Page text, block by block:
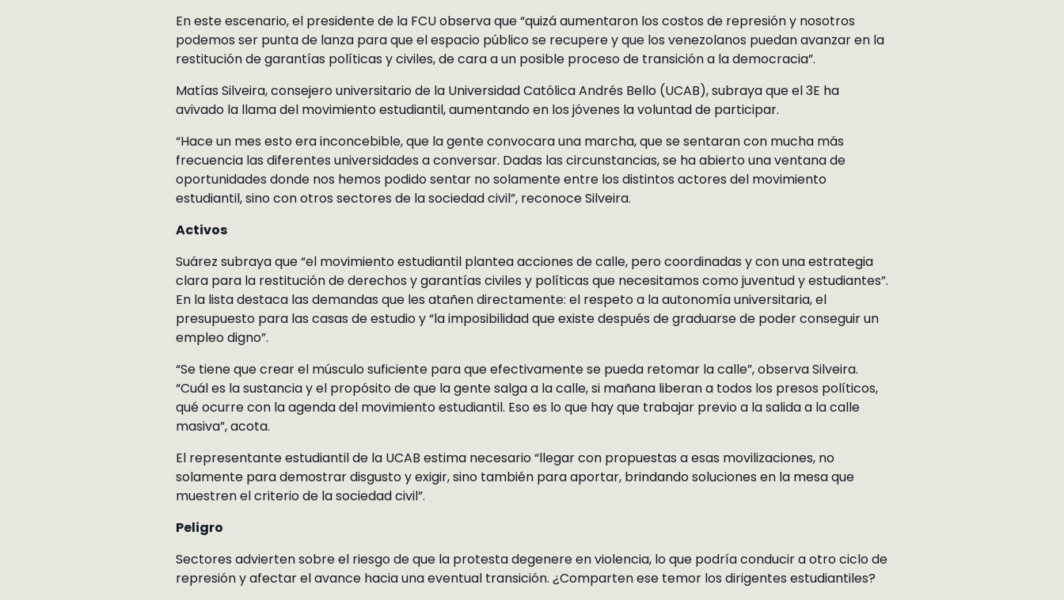
En este escenario, el presidente de la FCU observa que “quizá aumentaron los costos de represión y nosotros
podemos ser punta de lanza para que el espacio público se recupere y que los venezolanos puedan avanzar en la
restitución de garantías políticas y civiles, de cara a un posible proceso de transición a la democracia”.
Matías Silveira, consejero universitario de la Universidad Católica Andrés Bello (UCAB), subraya que el 3E ha
avivado la llama del movimiento estudiantil, aumentando en los jóvenes la voluntad de participar.
“Hace un mes esto era inconcebible, que la gente convocara una marcha, que se sentaran con mucha más
frecuencia las diferentes universidades a conversar. Dadas las circunstancias, se ha abierto una ventana de
oportunidades donde nos hemos podido sentar no solamente entre los distintos actores del movimiento
estudiantil, sino con otros sectores de la sociedad civil”, reconoce Silveira.
Activos
Suárez subraya que “el movimiento estudiantil plantea acciones de calle, pero coordinadas y con una estrategia
clara para la restitución de derechos y garantías civiles y políticas que necesitamos como juventud y estudiantes”.
En la lista destaca las demandas que les atañen directamente: el respeto a la autonomía universitaria, el
presupuesto para las casas de estudio y “la imposibilidad que existe después de graduarse de poder conseguir un
empleo digno”.
“Se tiene que crear el músculo suficiente para que efectivamente se pueda retomar la calle”, observa Silveira.
“Cuál es la sustancia y el propósito de que la gente salga a la calle, si mañana liberan a todos los presos políticos,
qué ocurre con la agenda del movimiento estudiantil. Eso es lo que hay que trabajar previo a la salida a la calle
masiva”, acota.
El representante estudiantil de la UCAB estima necesario “llegar con propuestas a esas movilizaciones, no
solamente para demostrar disgusto y exigir, sino también para aportar, brindando soluciones en la mesa que
muestren el criterio de la sociedad civil”.
Peligro
Sectores advierten sobre el riesgo de que la protesta degenere en violencia, lo que podría conducir a otro ciclo de
represión y afectar el avance hacia una eventual transición. ¿Comparten ese temor los dirigentes estudiantiles?